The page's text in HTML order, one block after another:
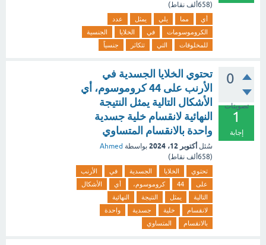
(658ألف نقاط)
أي مما يلي يمثل
عدد
الكروموسومات
في الخلايا
الجنسية
للمخلوقات
التي تتكاثر جنسياً
0
تصويتات
1
إجابة
تحتوي الخلايا الجسدية في
الأرنب على 44 كروموسوم، أي
الأشكال التالية يمثل النتيجة
النهائية لانقسام خلية جسدية
واحدة بالانقسام المتساوي
سُئل أكتوبر 12، 2024 بواسطة Ahmed
(658ألف نقاط)
تحتوي الخلايا الجسدية في
الأرنب
على
44 كروموسوم، أي
الأشكال
التالية
يمثل النتيجة
النهائية
لانقسام
خلية جسدية
واحدة
بالانقسام
المتساوي